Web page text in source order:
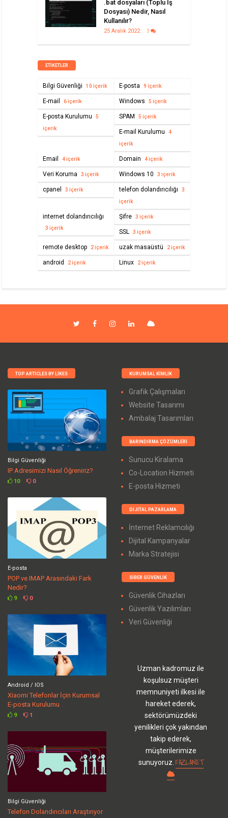
.bat dosyaları (Toplu İş
Dosyası) Nedir, Nasıl
Kullanılır?
25 Aralık 2022 3
ETIKETLER
Bilgi Güvenliği 10 içerik E-posta 9 içerik
E-mail 6 içerik Windows 5 içerik
E-posta Kurulumu 5
içerik
SPAM 5 içerik
E-mail Kurulumu 4
içerik
Email 4 içerik Domain 4 içerik
Veri Koruma 3 içerik Windows 10 3 içerik
cpanel 3 içerik telefon dolandırıcılığı 3
içerik
internet dolandırıcılığı
3 içerik
Şifre 3 içerik
SSL 3 içerik
remote desktop 2 içerik uzak masaüstü 2 içerik
android 2 içerik Linux 2 içerik
TOP ARTICLES BY LIKES
Bilgi Güvenliği
IP Adresimizi Nasıl Öğreniriz?
10 0
E-posta
POP ve IMAP Arasındaki Fark
Nedir?
9 0
Android / IOS
Xiaomi Telefonlar İçin Kurumsal
E-posta Kurulumu
9 1
Bilgi Güvenliği
Telefon Dolandırıcıları Araştırıyor
KURUMSAL KIMLIK
Grafik Çalışmaları
Website Tasarımı
Ambalaj Tasarımları
BARINDIRMA ÇÖZÜMLERI
Sunucu Kiralama
Co-Location Hizmeti
E-posta Hizmeti
DIJITAL PAZARLAMA
İnternet Reklamcılığı
Dijital Kampanyalar
Marka Stratejisi
SIBER GÜVENLIK
Güvenlik Cihazları
Güvenlik Yazılımları
Veri Güvenliği
Uzman kadromuz ile
koşulsuz müşteri
memnuniyeti ilkesi ile
hareket ederek,
sektörümüzdeki
yenilikleri çok yakından
takip ederek,
müşterilerimize
sunuyoruz. FAZLANET